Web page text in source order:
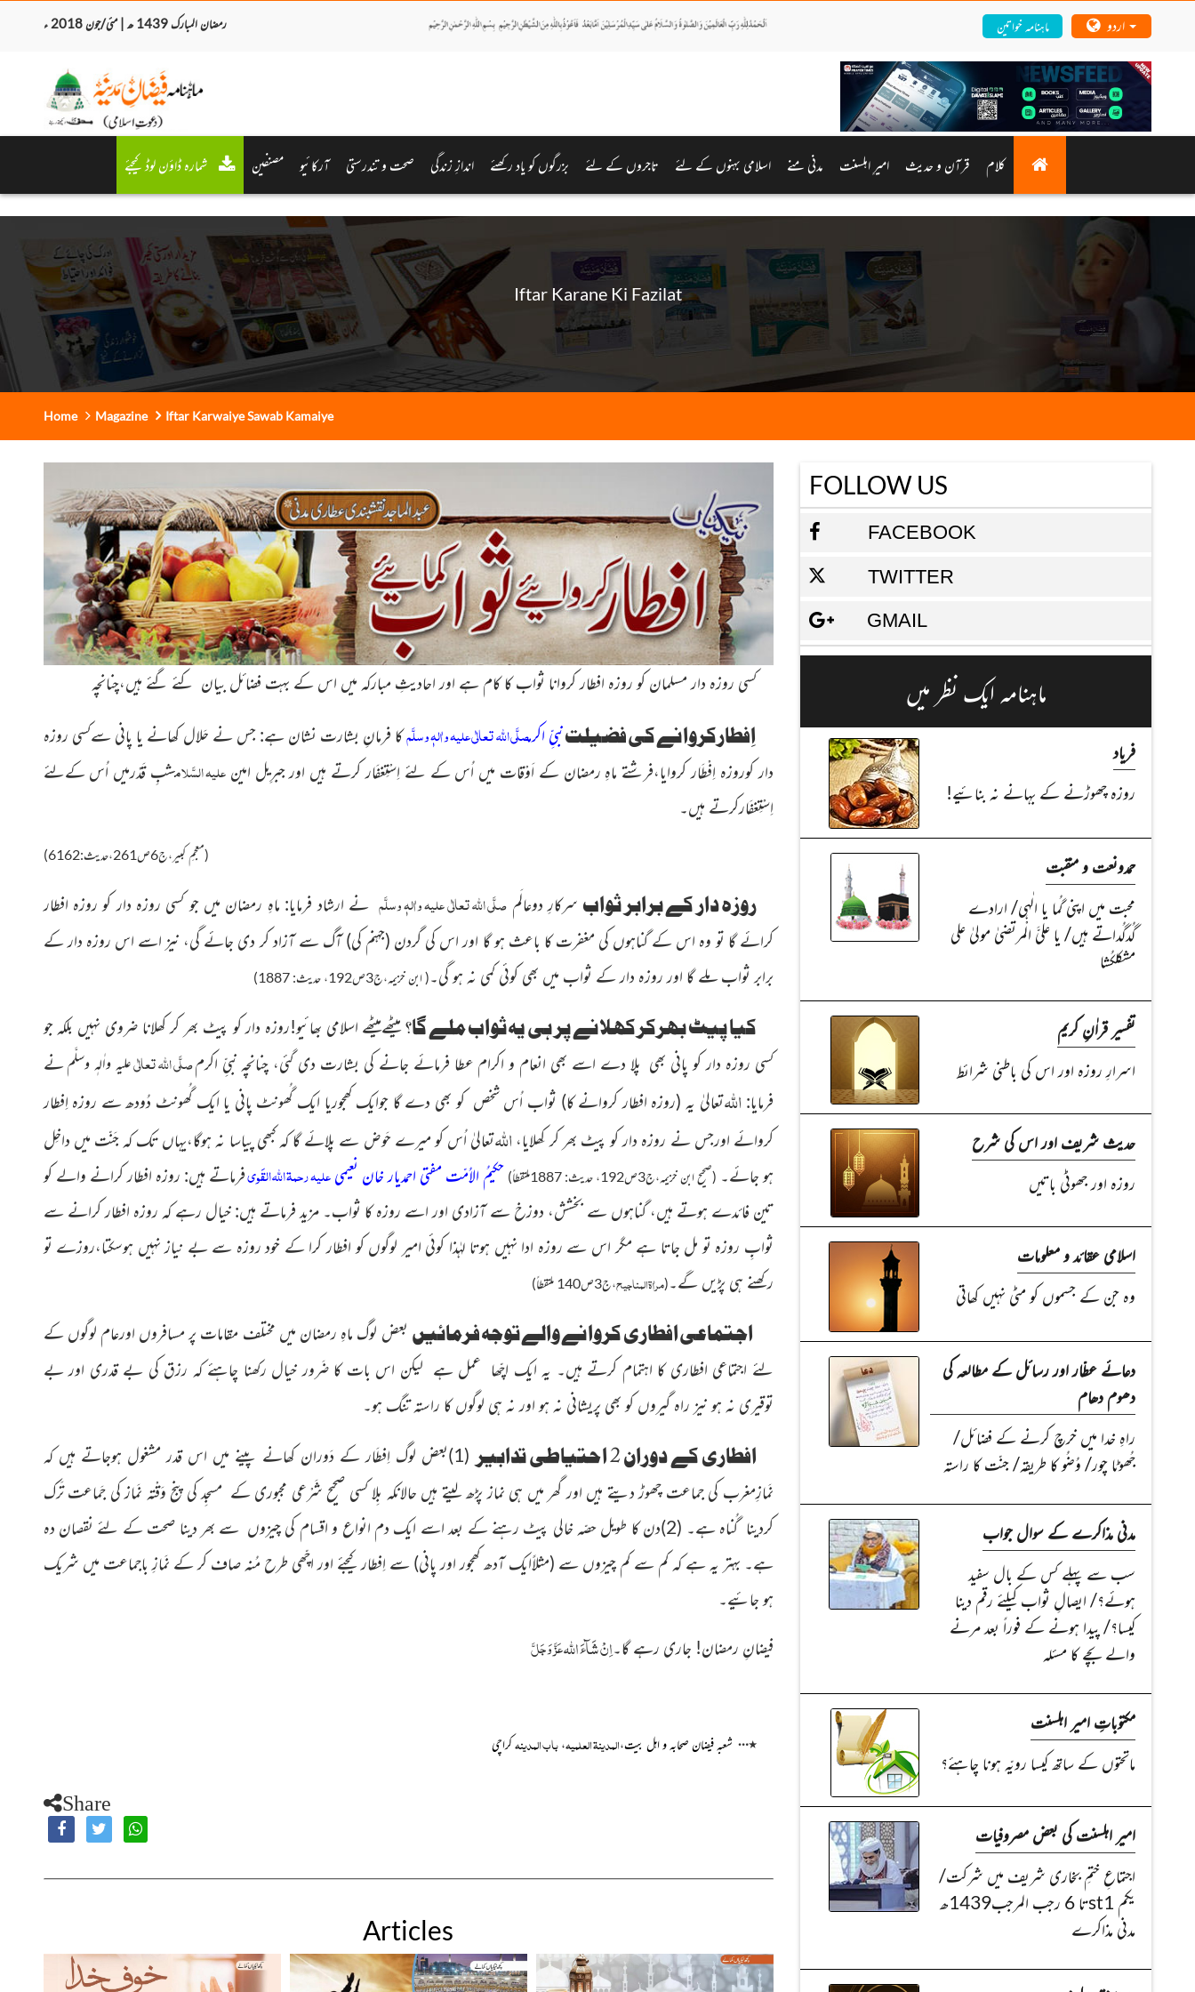
رمضان المبارک 1439 ھ | مئی/جون 2018 ء ماہنامہ خواتین
کلام قرآن و حدیث امیرِ اہلسنت مدنی منے اسلامی بہنوں کے لئے تاجروں کے لئے بزرگوں کو یاد رکھئے اندازِ زندگی صحت و تندرستی آرکائیو مصنفین شمارہ ڈاؤن لوڈ کیجئے
Iftar Karane Ki Fazilat
Home Magazine Iftar Karwaiye Sawab Kamaiye
کسی روزہ دار مسلمان کو روزہ افطار کروانا ثواب کا کام ہے اور احادیثِ مبارکہ میں اس کے بہت فضائل بیان کئے گئے ہیں،چنانچہ
اِفطارکروانے کی فضیلتنبیِّ اکرمصلَّی اللہ تعالٰی علیہ واٰلہٖ وسلَّمکا فرمانِ بشارت نشان ہے: جس نے حَلال کھانے یا پانی سےکسی روزہ
دار کوروزہ اِفْطَار کروایا،فرشتے ماہِ رمضان کے اَوْقات میں اُس کے لئے اِسْتِغفَار کرتے ہیں اور جبرِیل امینعلیہ السَّلامشبِ قَدْرمیں اُس کےلئے
اِسْتِغفَارکرتے ہیں۔
(معجمِ کبیر،ج6ص261،حدیث:6162)
روزہ دار کے برابر ثواب سرکارِ دوعالَم صلَّی اللہ تعالٰی علیہ واٰلہٖ وسلَّم نے ارشاد فرمایا: ماہِ رمضان میں جو کسی روزہ دار کو روزہ افطار
کرائے گا تو وہ اس کے گناہوں کی مغفرت کا باعث ہو گا اور اس کی گردن (جہنم کی)آگ سے آزاد کر دی جائے گی، نیز اسے اس روزہ دار کے
برابر ثواب ملے گا اور روزہ دار کے ثواب میں بھی کوئی کمی نہ ہو گی۔( ابن خزیمہ،ج3ص192، حدیث: 1887)
کیا پیٹ بھرکر کھلانے پر ہی یہ ثواب ملے گا؟میٹھےمیٹھے اسلامی بھائیو!روزہ دار کو پیٹ بھر کر کھلانا ضروی نہیں بلکہ جو
کسی روزہ دار کو پانی بھی پلا دے اسے بھی انعام و اکرام عطا فرمائے جانے کی بشارت دی گئی، چنانچہ نبیِّ اکرمصلَّی اللہ تعالٰیعلیہ واٰلہٖ وسلَّم نے
فرمایا: اللہتعالیٰ یہ (روزہ افطار کروانے کا) ثواب اُس شخص کو بھی دے گا جوایک کھجوریا ایک گُھونٹ پانی یا ایک گُھونٹ دُودھ سے روزہ اِفطار
کروائے اورجس نے روزہ دارکو پیٹ بھر کر کِھلایا، اللہتعالیٰ اُس کو میرے حَوض سے پلائے گاکہ کبھی پیاسا نہ ہوگا،یہاں تک کہ جَنّت میں داخِل
ہو جائے۔ (صحیح ابن خزیمہ،ج3ص192، حدیث: 1887ملتقطاً) حکیمُ الاُمّت مفتی احمدیار خان نعیمیعلیہ رحمۃ اللہ القَویفرماتے ہیں: روزہ افطار کرانے والے کو
تین فائدے ہوتے ہیں، گناہوں سے بخشش، دوزخ سے آزادی اور اسے روزہ کا ثواب۔ مزید فرماتے ہیں: خیال رہے کہ روزہ افطار کرانے سے
ثوابِِ روزہ تو مل جاتا ہے مگر اس سے روزہ ادا نہیں ہوتا لہٰذا کوئی امیر لوگوں کو افطار کرا کے خود روزہ سے بے نیاز نہیں ہوسکتا،روزے تو
رکھنے ہی پڑیں گے۔(مراٰۃالمناجیح،ج3ص140 ملتقطاً)
اجتماعی افطاری کروانے والے توجہ فرمائیں بعض لوگ ماہِ رمضان میں مختلف مقامات پر مسافروں اورعام لوگوں کے
لئے اجتماعی افطاری کا اہتمام کرتے ہیں۔ یہ ایک اچّھا عمل ہے لیکن اس بات کا ضَرور خیال رکھنا چاہئے کہ رزق کی بے قدری اور بے
توقیری نہ ہو نیز راہ گیروں کو بھی پریشانی نہ ہو اور نہ ہی لوگوں کا راستہ تنگ ہو۔
افطاری کے دوران 2 احتیاطی تدابیر (1)
بعض لوگ اِفطَار کے دَوران کھانے پینے میں اس قدر مشغول ہوجاتے ہیں کہ
نَمازِمغرب کی جماعت چھوڑ دیتے ہیں اور گھر میں ہی نماز پڑھ لیتے ہیں حالانکہ بِلا کسی صحیح شَرْعی مجبوری کے مسجِد کی پنج وَقْتہ نَماز کی جَماعت تَرک
کردینا گُناہ ہے۔ (2)
دن کا طویل حصّہ خالی پیٹ رہنے کے بعد اسے ایک دم انواع و اقسام کی چیزوں سے بھر دینا صحت کے لئے نقصان دہ
ہے۔ بہتر یہ ہے کہ کم سے کم چیزوں سے (مثلاًایک آدھ کھجور اور پانی)سے اِفطار کیجئے اور اچّھی طرح مُنہ صاف کر کے نَمازِ باجماعت میں شریک
ہو جائیے۔
فیضانِ رمضان! جاری رہے گا۔اِنْ شَآءَاللہعَزَّ وَجَلَّ
٭… شعبہ فیضان صحابہ و اہل بیت،المدینۃ العلمیہ،باب المدینہکراچی
Share
Articles
FOLLOW US
FACEBOOK
TWITTER
GMAIL
ماہنامہ ایک نظر میں
فریاد
روزہ چھوڑنے کے بہانے نہ بنائیے!
حمدونعت و منقبت
محبت میں اپنی گُما یا الٰہی/ ارادے
گُدگُداتے ہیں/ یا علیَّ الْمرتضیٰ مولیٰ علی
مشکلکُشا
تفسیر قراٰنِ کریم
اسرارِ روزہ اور اس کی باطنی شرائط
حدیث شریف اور اس کی شرح
روزہ اور جھوٹی باتیں
اسلامی عقائد و معلومات
وہ جن کے جسموں کو مٹی نہیں کھاتی
دعائے عطّار اور رسائل کے مطالعہ کی
دھوم دھام
راہِ خدا میں خرچ کرنے کے فضائل/
جُھوٹا چور/ وُضُو کا طریقہ/ جنّت کا راستہ
مدنی مذاکرے کے سوال جواب
سب سے پہلے کس کے بال سفید
ہوئے؟/ ایصالِ ثواب کیلئے رقم دینا
کیسا؟/ پیدا ہونے کے فوراً بعد مرنے
والے بچے کا مسئلہ
مکتوباتِ امیر اہلسنت
ماتحتوں کے ساتھ کیسا رویّہ ہونا چاہئے؟
امیر اہلسنت کی بعض مصروفیات
اجتماعِ ختمِ بخاری شریف میں شرکت/
یکم st1تا 6 رجب المرجب1439ھ
مدنی مذاکرے